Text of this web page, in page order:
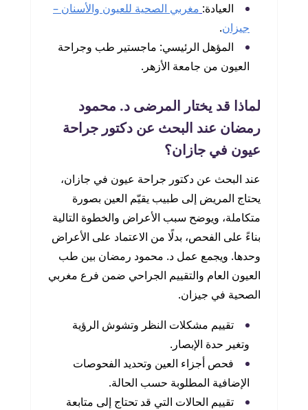
العيادة: مغربي الصحية للعيون والأسنان –
جيزان.
المؤهل الرئيسي: ماجستير طب وجراحة
العيون من جامعة الأزهر.
لماذا قد يختار المرضى د. محمود
رمضان عند البحث عن دكتور جراحة
عيون في جازان؟
عند البحث عن دكتور جراحة عيون في جازان،
يحتاج المريض إلى طبيب يقيّم العين بصورة
متكاملة، ويوضح سبب الأعراض والخطوة التالية
بناءً على الفحص، بدلًا من الاعتماد على الأعراض
وحدها. ويجمع عمل د. محمود رمضان بين طب
العيون العام والتقييم الجراحي ضمن فرع مغربي
الصحية في جيزان.
تقييم مشكلات النظر وتشوش الرؤية
وتغير حدة الإبصار.
فحص أجزاء العين وتحديد الفحوصات
الإضافية المطلوبة حسب الحالة.
تقييم الحالات التي قد تحتاج إلى متابعة